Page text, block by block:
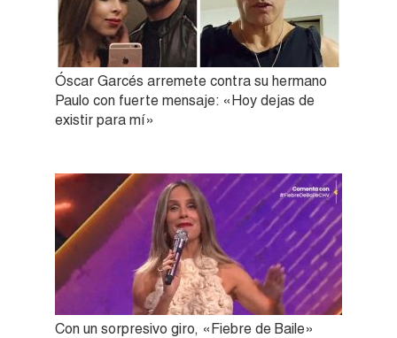
Óscar Garcés arremete contra su hermano
Paulo con fuerte mensaje: «Hoy dejas de
existir para mí»
Con un sorpresivo giro, «Fiebre de Baile»